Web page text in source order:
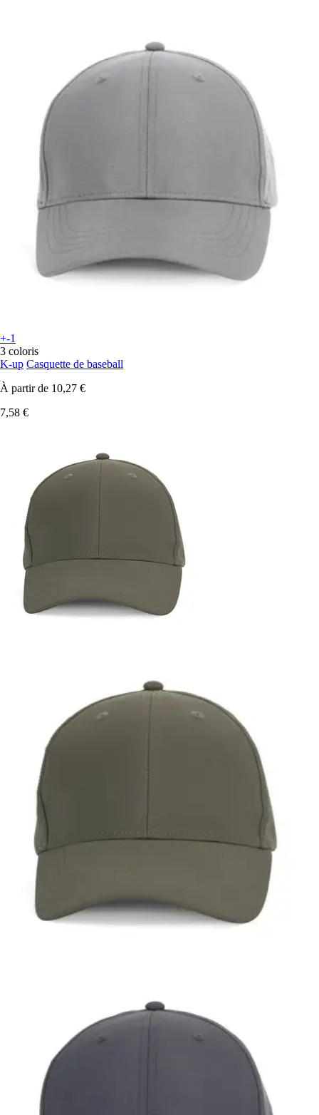
+-1
3 coloris
K-up Casquette de baseball
À partir de 10,27 €
7,58 €